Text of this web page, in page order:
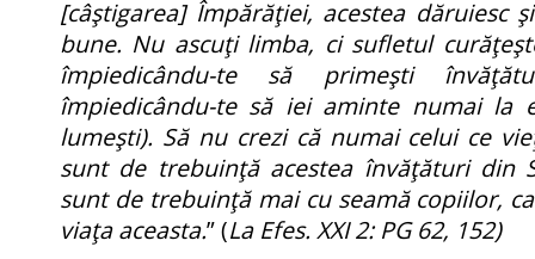
[câştigarea] Împărăţiei, acestea dăruiesc
bune. Nu ascuţi limba, ci sufletul
împiedicându-te să primeşti
împiedicându-te să iei aminte numai la
lumeşti). Să nu crezi că numai celui ce
sunt de trebuinţă acestea învăţături din
sunt de trebuinţă mai cu seamă copiilor,
viaţa aceasta.” (La Efes. XXI 2: PG 62, 152)